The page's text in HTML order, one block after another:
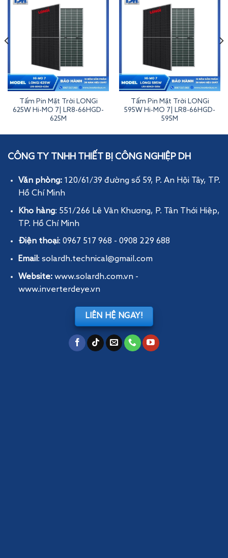
Tấm Pin Mặt Trời LONGi
625W Hi-MO 7| LR8-66HGD-
625M
Tấm Pin Mặt Trời LONGi
595W Hi-MO 7| LR8-66HGD-
595M
Tấm Pin Mặt Trời LONGi 600W Hi-MO 7| LR8-66HGD-600M
CÔNG TY TNHH THIẾT BỊ CÔNG NGHIỆP DH
Văn phòng: 120/61/39 đường số 59, P. An Hội Tây, TP.
Hồ Chí Minh
Kho hàng: 551/266 Lê Văn Khương, P. Tân Thới Hiệp,
TP. Hồ Chí Minh
Điện thoại: 0967 517 968 - 0908 229 688
Email : solardh.technical@gmail.com
Website: www.solardh.com.vn-
www.inverterdeye.vn
LIÊN HỆ NGAY!